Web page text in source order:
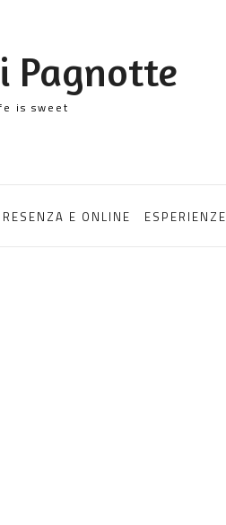
Pagnotte
is sweet
E ONLINE